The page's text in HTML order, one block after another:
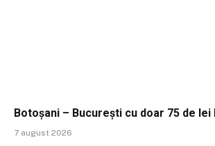
Botoșani – București cu doar 75 de lei
7 august 2026